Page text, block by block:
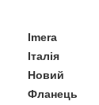
Imera
Італія
Новий
Фланець